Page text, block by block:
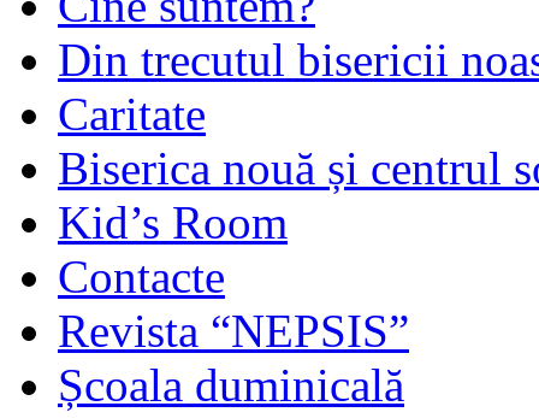
Din trecutul bisericii
Caritate
Biserica nouă și centrul
Kid’s Room
Contacte
Revista “NEPSIS”
Școala duminicală